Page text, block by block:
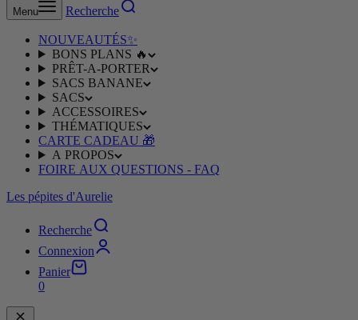
Menu Recherche
NOUVEAUTÉS✨
BONS PLANS 🔥
PRÊT-A-PORTER
SACS BANANE
SACS
ACCESSOIRES
THÉMATIQUES
CARTE CADEAU 🎁
A PROPOS
FOIRE AUX QUESTIONS - FAQ
Les pépites d'Aurelie
Recherche
Connexion
Panier
0